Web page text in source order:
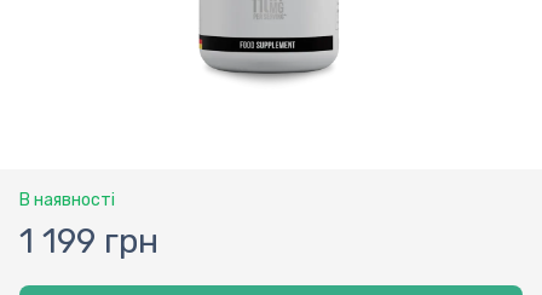
В наявності
1 199 грн